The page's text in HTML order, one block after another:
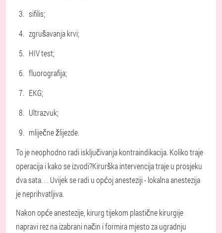
sifilis;
zgrušavanja krvi;
HIV test;
fluorografija;
EKG;
Ultrazvuk;
mliječne žlijezde.
To je neophodno radi isključivanja kontraindikacija. Koliko traje
operacija i kako se izvodi?Kirurška intervencija traje u prosjeku
dva sata. . . Uvijek se radi u općoj anesteziji - lokalna anestezija
je neprihvatljiva.
Nakon opće anestezije, kirurg tijekom plastične kirurgije
napravi rez na izabrani način i formira mjesto za ugradnju